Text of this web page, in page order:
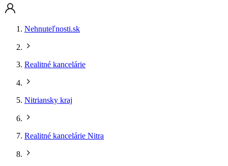
Nehnuteľnosti.sk
Realitné kancelárie
Nitriansky kraj
Realitné kancelárie Nitra